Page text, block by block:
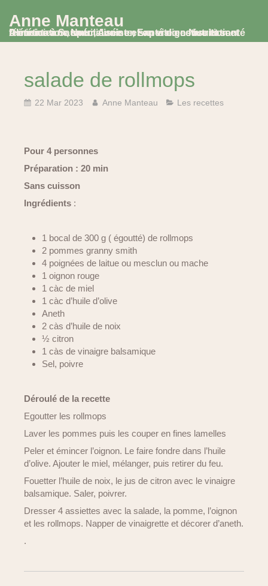
Anne Manteau
Diététicienne Nutritionniste, Experte en Nutrition et Alimentation, spécialisée en santé digestive et santé féminine à Saumur, Avoine et en visio consultation
salade de rollmops
22 Mar 2023 Anne Manteau Les recettes
Pour 4 personnes
Préparation : 20 min
Sans cuisson
Ingrédients :
1 bocal de 300 g ( égoutté) de rollmops
2 pommes granny smith
4 poignées de laitue ou mesclun ou mache
1 oignon rouge
1 càc de miel
1 càc d’huile d’olive
Aneth
2 càs d’huile de noix
½ citron
1 càs de vinaigre balsamique
Sel, poivre
Déroulé de la recette
Egoutter les rollmops
Laver les pommes puis les couper en fines lamelles
Peler et émincer l’oignon. Le faire fondre dans l’huile
d’olive. Ajouter le miel, mélanger, puis retirer du feu.
Fouetter l’huile de noix, le jus de citron avec le vinaigre
balsamique. Saler, poivrer.
Dresser 4 assiettes avec la salade, la pomme, l’oignon
et les rollmops. Napper de vinaigrette et décorer d’aneth.
.